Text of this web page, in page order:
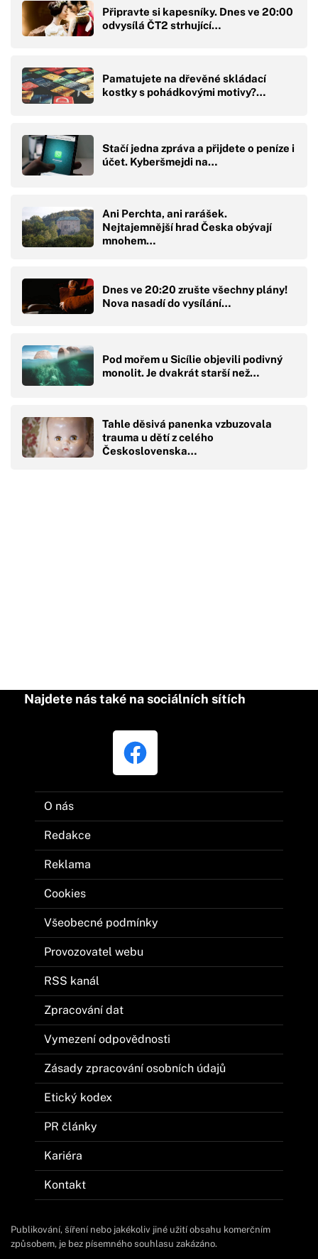
Připravte si kapesníky. Dnes ve 20:00
odvysílá ČT2 strhující…
Pamatujete na dřevěné skládací
kostky s pohádkovými motivy?…
Stačí jedna zpráva a přijdete o peníze i
účet. Kyberšmejdi na…
Ani Perchta, ani rarášek.
Nejtajemnější hrad Česka obývají
mnohem…
Dnes ve 20:20 zrušte všechny plány!
Nova nasadí do vysílání…
Pod mořem u Sicílie objevili podivný
monolit. Je dvakrát starší než…
Tahle děsivá panenka vzbuzovala
trauma u dětí z celého
Československa…
Najdete nás také na sociálních sítích
O nás
Redakce
Reklama
Cookies
Všeobecné podmínky
Provozovatel webu
RSS kanál
Zpracování dat
Vymezení odpovědnosti
Zásady zpracování osobních údajů
Etický kodex
PR články
Kariéra
Kontakt
Publikování, šíření nebo jakékoliv jiné užití obsahu komerčním
způsobem, je bez písemného souhlasu zakázáno.